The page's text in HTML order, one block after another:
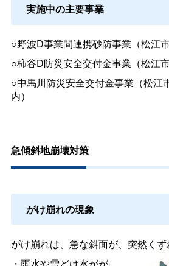
実施中の主要事業
○野波D事業間連携砂防事業（松江
○柿谷D防災安全交付金事業（松江
○中馬川防災安全交付金事業（松江
内）
急傾斜地崩壊対策
がけ崩れの現象
がけ崩れは、急な斜面が、突然くず
・雨水や雪どけ水がが